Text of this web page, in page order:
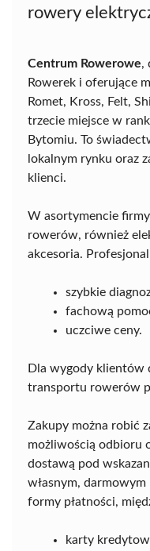
rowery
Centrum Rowerowe,
Rowerek i oferujące
Romet, Kross, Felt,
trzecie miejsce w
Bytomiu. To
lokalnym rynku oraz
klienci.
W asortymencie
rowerów, również
akcesoria.
szybkie
fachową
uczciwe ceny.
Dla wygody klientów
transportu rowerów
Zakupy można robić
możliwością odbioru
dostawą pod
własnym,
formy płatności,
karty